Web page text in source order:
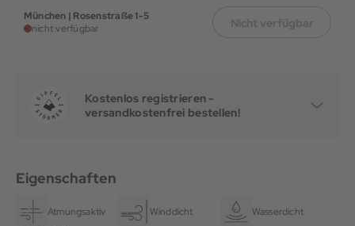
München | Rosenstraße 1-5
nicht verfügbar
Kostenlos registrieren -
versandkostenfrei bestellen!
Eigenschaften
Atmungsaktiv Winddicht Wasserdicht